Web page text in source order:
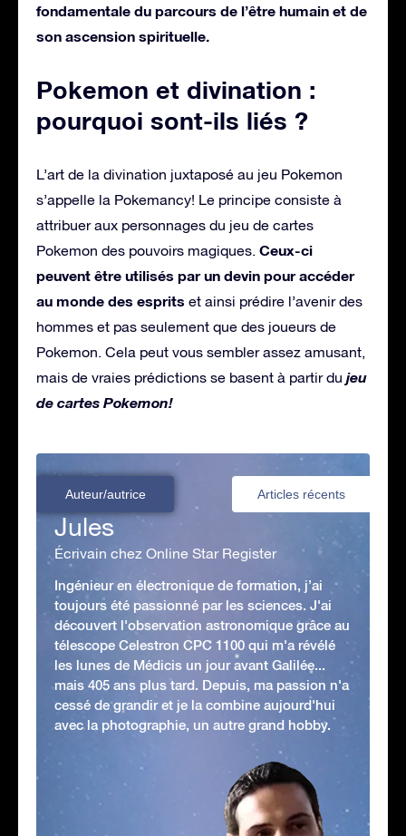
fondamentale du parcours de l’être humain et de
son ascension spirituelle.
Pokemon et divination :
pourquoi sont-ils liés ?
L’art de la divination juxtaposé au jeu Pokemon
s’appelle la Pokemancy! Le principe consiste à
attribuer aux personnages du jeu de cartes
Pokemon des pouvoirs magiques. Ceux-ci
peuvent être utilisés par un devin pour accéder
au monde des esprits et ainsi prédire l’avenir des
hommes et pas seulement que des joueurs de
Pokemon. Cela peut vous sembler assez amusant,
mais de vraies prédictions se basent à partir du jeu
de cartes Pokemon!
Auteur/autrice Articles récents
Jules
Écrivain chez Online Star Register
Ingénieur en électronique de formation, j’ai
toujours été passionné par les sciences. J'ai
découvert l'observation astronomique grâce au
télescope Celestron CPC 1100 qui m'a révélé
les lunes de Médicis un jour avant Galilée...
mais 405 ans plus tard. Depuis, ma passion n'a
cessé de grandir et je la combine aujourd'hui
avec la photographie, un autre grand hobby.